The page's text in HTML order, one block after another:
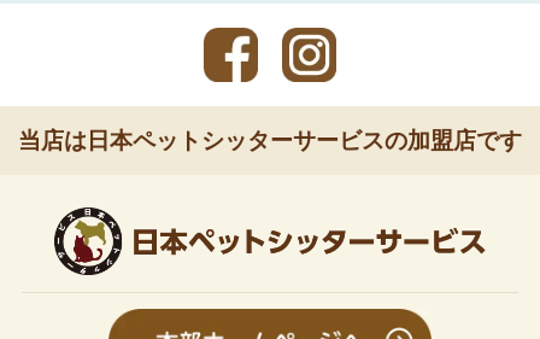
当店は日本ペットシッターサービスの加盟店です